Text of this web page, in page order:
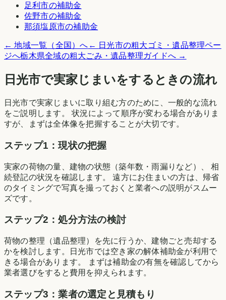
足利市の補助金
佐野市の補助金
那須塩原市の補助金
← 地域一覧（全国）へ ← 日光市の粗大ゴミ・遺品整理ペー
ジへ栃木県全域の粗大ごみ・遺品整理ガイドへ →
日光市で実家じまいをするときの流れ
日光市で実家じまいに取り組む方のために、一般的な流れ
をご説明します。 状況によって順序が変わる場合がありま
すが、まずは全体像を把握することが大切です。
ステップ1：現状の把握
実家の荷物の量、建物の状態（築年数・雨漏りなど）、 相
続登記の状況を確認します。 遠方にお住まいの方は、帰省
のタイミングで写真を撮っておくと業者への説明がスムー
ズです。
ステップ2：処分方法の検討
荷物の整理（遺品整理）を先に行うか、建物ごと売却する
かを検討します。
日光市では空き家の解体補助金が利用で
きる場合があります。 まずは補助金の有無を確認してから
業者選びをすると費用を抑えられます。
ステップ3：業者の選定と見積もり